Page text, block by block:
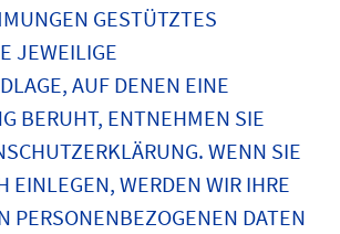
GESTÜTZTES
JEWEILIGE
AUF DENEN EINE
BERUHT, ENTNEHMEN SIE
WENN SIE
EINLEGEN, WERDEN WIR IHRE
PERSONENBEZOGENEN DATEN